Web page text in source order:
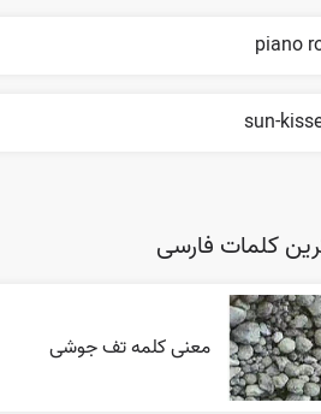
کلمات فارسی
معنی کلمه تف جوشی